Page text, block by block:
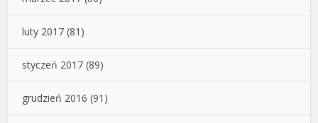
luty 2017 (81)
styczeń 2017 (89)
grudzień 2016 (91)